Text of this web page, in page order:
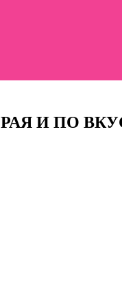
И ПО